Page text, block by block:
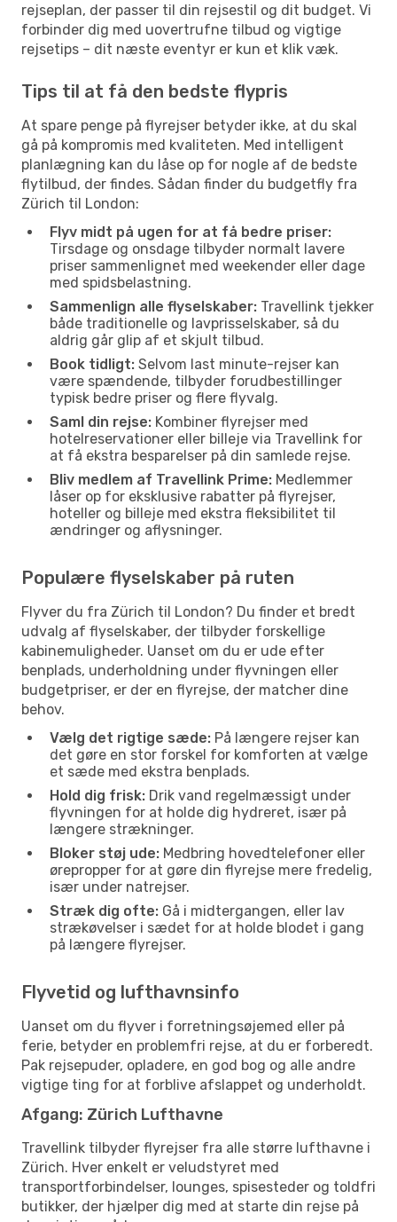
rejseplan, der passer til din rejsestil og dit budget. Vi
forbinder dig med uovertrufne tilbud og vigtige
rejsetips – dit næste eventyr er kun et klik væk.
Tips til at få den bedste flypris
At spare penge på flyrejser betyder ikke, at du skal
gå på kompromis med kvaliteten. Med intelligent
planlægning kan du låse op for nogle af de bedste
flytilbud, der findes. Sådan finder du budgetfly fra
Zürich til London:
Flyv midt på ugen for at få bedre priser:
Tirsdage og onsdage tilbyder normalt lavere
priser sammenlignet med weekender eller dage
med spidsbelastning.
Sammenlign alle flyselskaber: Travellink tjekker
både traditionelle og lavprisselskaber, så du
aldrig går glip af et skjult tilbud.
Book tidligt: Selvom last minute-rejser kan
være spændende, tilbyder forudbestillinger
typisk bedre priser og flere flyvalg.
Saml din rejse: Kombiner flyrejser med
hotelreservationer eller billeje via Travellink for
at få ekstra besparelser på din samlede rejse.
Bliv medlem af Travellink Prime: Medlemmer
låser op for eksklusive rabatter på flyrejser,
hoteller og billeje med ekstra fleksibilitet til
ændringer og aflysninger.
Populære flyselskaber på ruten
Flyver du fra Zürich til London? Du finder et bredt
udvalg af flyselskaber, der tilbyder forskellige
kabinemuligheder. Uanset om du er ude efter
benplads, underholdning under flyvningen eller
budgetpriser, er der en flyrejse, der matcher dine
behov.
Vælg det rigtige sæde: På længere rejser kan
det gøre en stor forskel for komforten at vælge
et sæde med ekstra benplads.
Hold dig frisk: Drik vand regelmæssigt under
flyvningen for at holde dig hydreret, især på
længere strækninger.
Bloker støj ude: Medbring hovedtelefoner eller
ørepropper for at gøre din flyrejse mere fredelig,
især under natrejser.
Stræk dig ofte: Gå i midtergangen, eller lav
strækøvelser i sædet for at holde blodet i gang
på længere flyrejser.
Flyvetid og lufthavnsinfo
Uanset om du flyver i forretningsøjemed eller på
ferie, betyder en problemfri rejse, at du er forberedt.
Pak rejsepuder, opladere, en god bog og alle andre
vigtige ting for at forblive afslappet og underholdt.
Afgang: Zürich Lufthavne
Travellink tilbyder flyrejser fra alle større lufthavne i
Zürich. Hver enkelt er veludstyret med
transportforbindelser, lounges, spisesteder og toldfri
butikker, der hjælper dig med at starte din rejse på